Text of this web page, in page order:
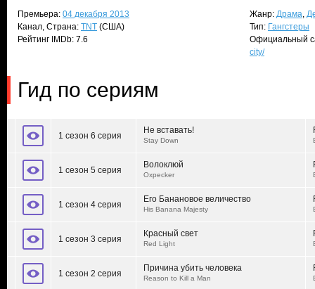
Премьера: 04 декабря 2013
Канал, Страна: TNT (США)
Рейтинг IMDb: 7.6
Жанр: Драма,
Тип: Гангстеры
Официальный
city/
Гид по сериям
1 сезон 6 серия
Не вставать!
Stay Down
1 сезон 5 серия
Волоклюй
Oxpecker
1 сезон 4 серия
Его Банановое величество
His Banana Majesty
1 сезон 3 серия
Красный свет
Red Light
1 сезон 2 серия
Причина убить человека
Reason to Kill a Man